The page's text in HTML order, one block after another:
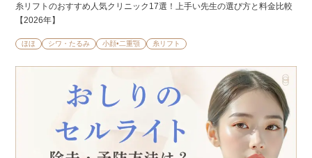
糸リフトのおすすめ人気クリニック17選！上手い先生の選び方と料金比較
【2026年】
ほほ シワ・たるみ 小顔•二重顎 糸リフト